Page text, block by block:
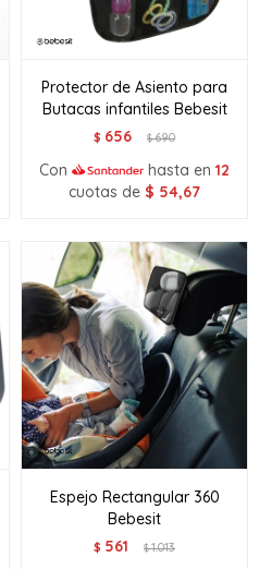
Protector de Asiento para
Butacas infantiles Bebesit
$ 656 $690
Con hasta en 12
cuotas de $ 54,67
Espejo Rectangular 360
Bebesit
$ 561 $1.013